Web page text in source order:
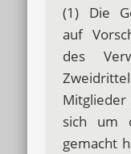
(1) Die
auf
des
Mitglieder
sich um
gemacht